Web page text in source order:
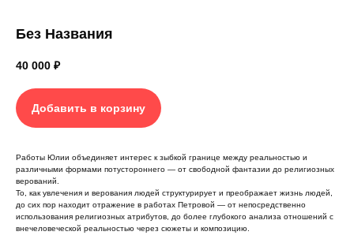
Без Названия
40 000 ₽
Добавить в корзину
Работы Юлии объединяет интерес к зыбкой границе между реальностью и
различными формами потустороннего — от свободной фантазии до религиозных
верований.
То, как увлечения и верования людей структурирует и преображает жизнь людей,
до сих пор находит отражение в работах Петровой — от непосредственно
использования религиозных атрибутов, до более глубокого анализа отношений с
внечеловеческой реальностью через сюжеты и композицию.